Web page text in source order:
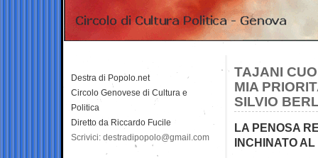
TAJANI
MIA
SILVIO
LA PENOSA
INCHINATO
Destra di Popolo.net
Circolo Genovese di Cultura e
Politica
Diretto da Riccardo Fucile
Scrivici: destradipopolo@gmail.com